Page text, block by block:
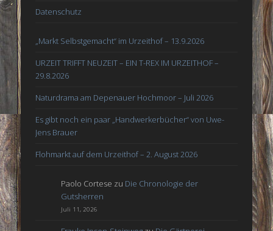
Datenschutz
„Markt Selbstgemacht“ im Urzeithof – 13.9.2026
URZEIT TRIFFT NEUZEIT – EIN T-REX IM URZEITHOF –
29.8.2026
Naturdrama am Depenauer Hochmoor – Juli 2026
Es gibt noch ein paar „Handwerkerbücher“ von Uwe-
Jens Brauer
Flohmarkt auf dem Urzeithof – 2. August 2026
Paolo Cortese zu Die Chronologie der
Gutsherren
Juli 11, 2026